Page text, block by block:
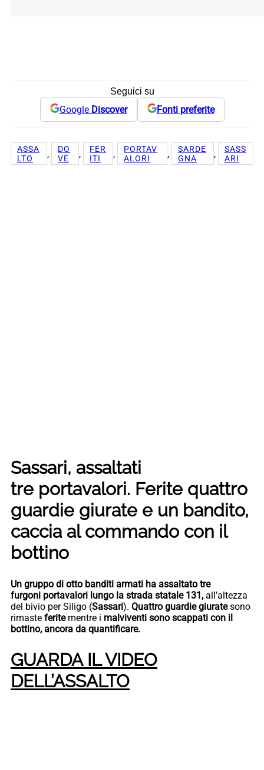
Seguici su
Google Discover Fonti preferite
ASSA
LTO
,
DO
VE
,
FER
ITI
,
PORTAV
ALORI
,
SARDE
GNA
,
SASS
ARI
Sassari, assaltati
tre portavalori. Ferite quattro
guardie giurate e un bandito,
caccia al commando con il
bottino
Un gruppo di otto banditi armati ha assaltato tre
furgoni portavalori lungo la strada statale 131, all’altezza
del bivio per Siligo (Sassari). Quattro guardie giuratesono
rimaste ferite mentre i malviventi sono scappati con il
bottino, ancora da quantificare.
GUARDA IL VIDEO
DELL’ASSALTO